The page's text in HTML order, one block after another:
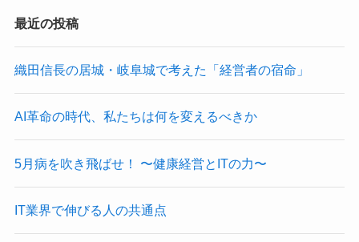
最近の投稿
織田信長の居城・岐阜城で考えた「経営者の宿命」
AI革命の時代、私たちは何を変えるべきか
5月病を吹き飛ばせ！ 〜健康経営とITの力〜
IT業界で伸びる人の共通点